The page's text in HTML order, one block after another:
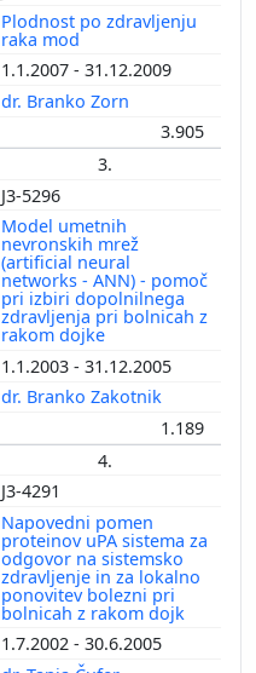
Plodnost po zdravljenju
raka mod
1.1.2007 - 31.12.2009
dr. Branko Zorn
3.905
3.
J3-5296
Model umetnih
nevronskih mrež
(artificial neural
networks - ANN) - pomoč
pri izbiri dopolnilnega
zdravljenja pri bolnicah z
rakom dojke
1.1.2003 - 31.12.2005
dr. Branko Zakotnik
1.189
4.
J3-4291
Napovedni pomen
proteinov uPA sistema za
odgovor na sistemsko
zdravljenje in za lokalno
ponovitev bolezni pri
bolnicah z rakom dojk
1.7.2002 - 30.6.2005